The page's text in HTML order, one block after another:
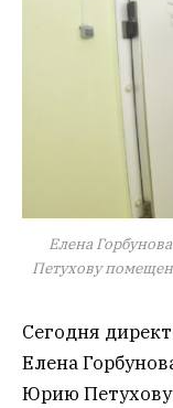
Елена
Петухову
Сегодня
Елена
Юрию